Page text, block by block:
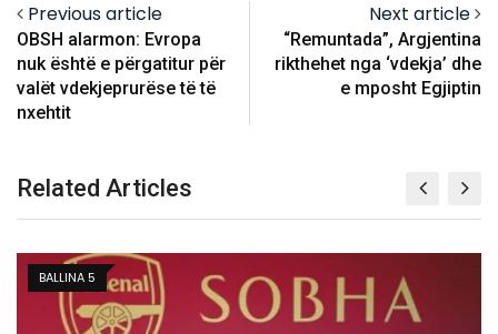
Previous article
OBSH alarmon: Evropa
nuk është e përgatitur për
valët vdekjeprurëse të të
nxehtit
Next article
“Remuntada”, Argjentina
rikthehet nga ‘vdekja’ dhe
e mposht Egjiptin
Related Articles
BALLINA 5